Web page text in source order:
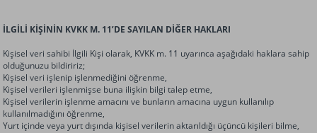
İLGİLİ KİŞİNİN KVKK M. 11’DE SAYILAN DİĞER HAKLARI
Kişisel veri sahibi İlgili Kişi olarak, KVKK m. 11 uyarınca aşağıdaki haklara sahip
olduğunuzu bildiririz;
Kişisel veri işlenip işlenmediğini öğrenme,
Kişisel verileri işlenmişse buna ilişkin bilgi talep etme,
Kişisel verilerin işlenme amacını ve bunların amacına uygun kullanılıp
kullanılmadığını öğrenme,
Yurt içinde veya yurt dışında kişisel verilerin aktarıldığı üçüncü kişileri bilme,